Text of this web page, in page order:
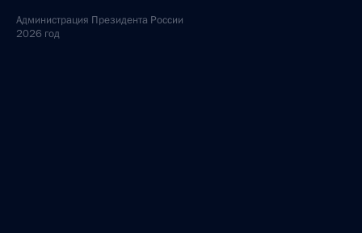
Администрация Президента России
2026 год